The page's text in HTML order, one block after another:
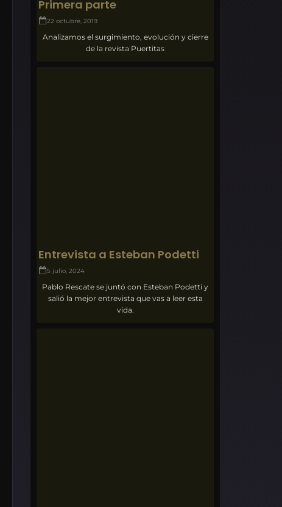
Primera parte
22 octubre, 2019
Analizamos el surgimiento, evolución y cierre
de la revista Puertitas
Entrevista a Esteban Podetti
5 julio, 2024
Pablo Rescate se juntó con Esteban Podetti y
salió la mejor entrevista que vas a leer esta
vida.